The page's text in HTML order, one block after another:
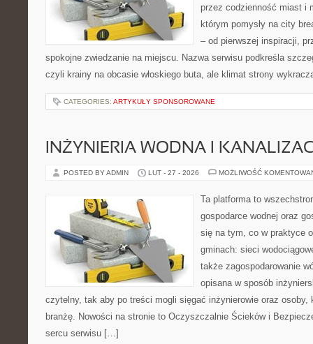
przez codzienność miast i
którym pomysły na city
– od pierwszej inspiracji,
spokojne zwiedzanie na miejscu. Nazwa serwisu podkreśla
czyli krainy na obcasie włoskiego buta, ale klimat strony
CATEGORIES: ARTYKUŁY SPONSOROWANE
INŻYNIERIA WODNA I
POSTED BY ADMIN LUT - 27 - 2026 MOŻLIWOŚĆ
Ta platforma to
gospodarce wodnej oraz
się na tym, co w praktyce
gminach: sieci
także zagospodarowanie
opisana w sposób
czytelny, tak aby po treści mogli sięgać inżynierowie oraz osoby,
branżę. Nowości na stronie to Oczyszczalnie Ścieków i
sercu serwisu […]